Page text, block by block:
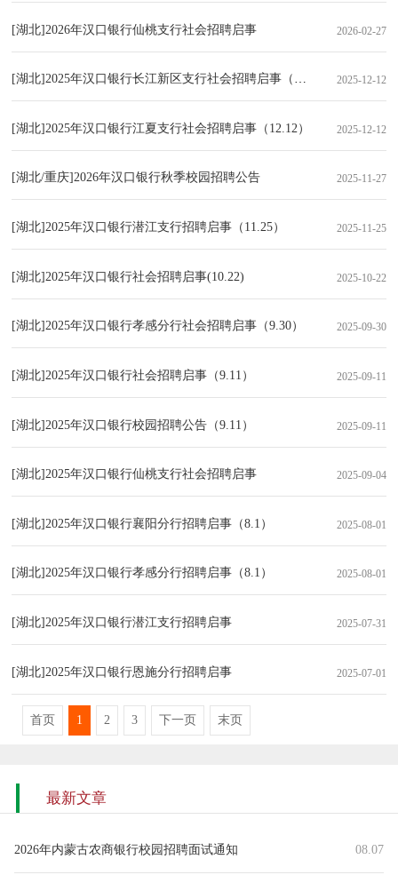
[湖北]2026年汉口银行仙桃支行社会招聘启事 2026-02-27
[湖北]2025年汉口银行长江新区支行社会招聘启事（12.12） 2025-12-12
[湖北]2025年汉口银行江夏支行社会招聘启事（12.12） 2025-12-12
[湖北/重庆]2026年汉口银行秋季校园招聘公告 2025-11-27
[湖北]2025年汉口银行潜江支行招聘启事（11.25） 2025-11-25
[湖北]2025年汉口银行社会招聘启事(10.22) 2025-10-22
[湖北]2025年汉口银行孝感分行社会招聘启事（9.30） 2025-09-30
[湖北]2025年汉口银行社会招聘启事（9.11） 2025-09-11
[湖北]2025年汉口银行校园招聘公告（9.11） 2025-09-11
[湖北]2025年汉口银行仙桃支行社会招聘启事 2025-09-04
[湖北]2025年汉口银行襄阳分行招聘启事（8.1） 2025-08-01
[湖北]2025年汉口银行孝感分行招聘启事（8.1） 2025-08-01
[湖北]2025年汉口银行潜江支行招聘启事 2025-07-31
[湖北]2025年汉口银行恩施分行招聘启事 2025-07-01
首页 1 2 3 下一页 末页
最新文章
2026年内蒙古农商银行校园招聘面试通知 08.07